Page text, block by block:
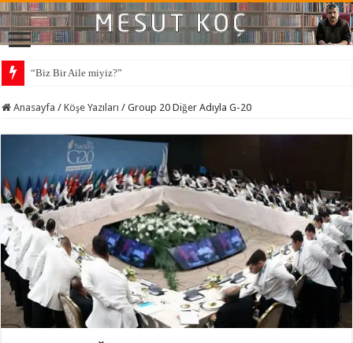
“Biz Bir Aile miyiz?”
Anasayfa / Köşe Yazıları / Group 20 Diğer Adıyla G-20